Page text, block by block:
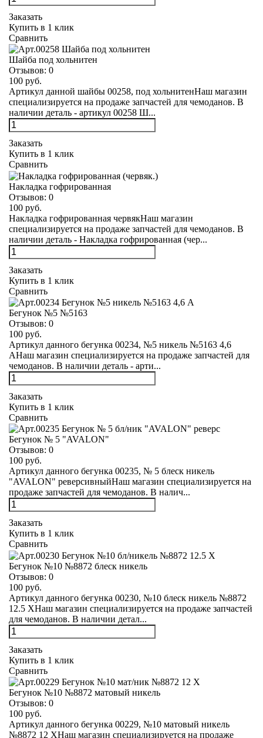
Заказать
Купить в 1 клик
Сравнить
Шайба под хольнитен
Отзывов: 0
100 руб.
Артикул данной шайбы 00258, под хольнитенНаш магазин
специализируется на продаже запчастей для чемоданов. В
наличии деталь - артикул 00258 Ш...
Заказать
Купить в 1 клик
Сравнить
Накладка гофрированная
Отзывов: 0
100 руб.
Накладка гофрированная червякНаш магазин
специализируется на продаже запчастей для чемоданов. В
наличии деталь - Накладка гофрированная (чер...
Заказать
Купить в 1 клик
Сравнить
Бегунок №5 №5163
Отзывов: 0
100 руб.
Артикул данного бегунка 00234, №5 никель №5163 4,6
АНаш магазин специализируется на продаже запчастей для
чемоданов. В наличии деталь - арти...
Заказать
Купить в 1 клик
Сравнить
Бегунок № 5 "AVALON"
Отзывов: 0
100 руб.
Артикул данного бегунка 00235, № 5 блеск никель
"AVALON" реверсивныйНаш магазин специализируется на
продаже запчастей для чемоданов. В налич...
Заказать
Купить в 1 клик
Сравнить
Бегунок №10 №8872 блеск никель
Отзывов: 0
100 руб.
Артикул данного бегунка 00230, №10 блеск никель №8872
12.5 XНаш магазин специализируется на продаже запчастей
для чемоданов. В наличии детал...
Заказать
Купить в 1 клик
Сравнить
Бегунок №10 №8872 матовый никель
Отзывов: 0
100 руб.
Артикул данного бегунка 00229, №10 матовый никель
№8872 12 XНаш магазин специализируется на продаже